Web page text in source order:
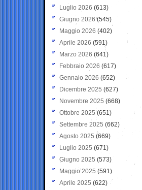
Luglio 2026 (613)
Giugno 2026 (545)
Maggio 2026 (402)
Aprile 2026 (591)
Marzo 2026 (641)
Febbraio 2026 (617)
Gennaio 2026 (652)
Dicembre 2025 (627)
Novembre 2025 (668)
Ottobre 2025 (651)
Settembre 2025 (662)
Agosto 2025 (669)
Luglio 2025 (671)
Giugno 2025 (573)
Maggio 2025 (591)
Aprile 2025 (622)